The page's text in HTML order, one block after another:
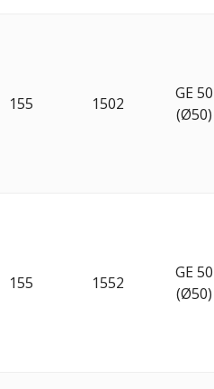
155 1502
GE 50
(Ø50)
155 1552
GE 50
(Ø50)